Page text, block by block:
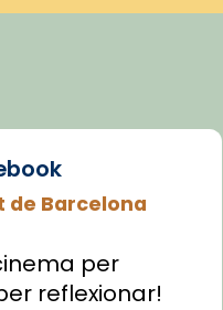
de Barcelona
per
reflexionar!